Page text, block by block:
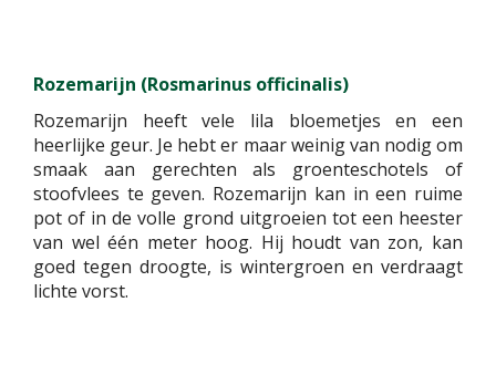
Rozemarijn (Rosmarinus officinalis)
Rozemarijn heeft vele lila bloemetjes en een
heerlijke geur. Je hebt er maar weinig van nodig om
smaak aan gerechten als groenteschotels of
stoofvlees te geven. Rozemarijn kan in een ruime
pot of in de volle grond uitgroeien tot een heester
van wel één meter hoog. Hij houdt van zon, kan
goed tegen droogte, is wintergroen en verdraagt
lichte vorst.